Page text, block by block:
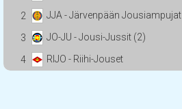
2
JJA - Järvenpään Jousiampujat
3
JO-JU - Jousi-Jussit (2)
4
RIJO - Riihi-Jouset